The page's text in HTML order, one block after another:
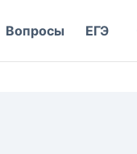
Вопросы ЕГЭ